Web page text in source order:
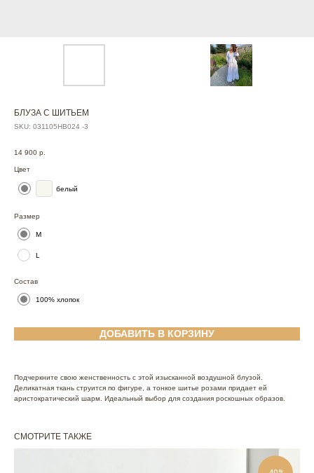
БЛУЗА С ШИТЬЕМ
SKU: 031105НВ024 -3
14 900 р.
Цвет
белый
Размер
M
L
Состав
100% хлопок
ДОБАВИТЬ В КОРЗИНУ
Подчеркните свою женственность с этой изысканной воздушной блузой.
Деликатная ткань струится по фигуре, а тонкое шитье розами придает ей
аристократический шарм. Идеальный выбор для создания роскошных образов.
СМОТРИТЕ ТАКЖЕ